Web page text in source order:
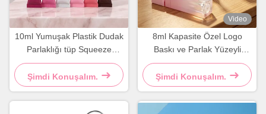
10ml Yumuşak Plastik Dudak
Parlaklığı tüp Squeeze
Kozmetik Kaplı Şişe
Şimdi Konuşalım.
Video
8ml Kapasite Özel Logo
Baskı ve Parlak Yüzeyli
Pembe Kare Dudak
Parlaklığı tüpü
Şimdi Konuşalım.